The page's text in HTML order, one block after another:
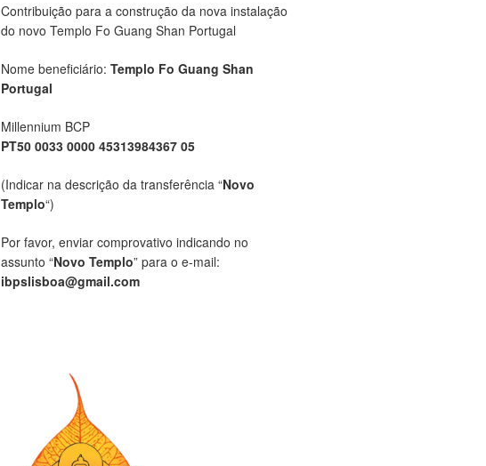
Contribuição para a construção da nova instalação
do novo Templo Fo Guang Shan Portugal
Nome beneficiário: Templo Fo Guang Shan
Portugal
Millennium BCP
PT50 0033 0000 45313984367 05
(Indicar na descrição da transferência “Novo
Templo“)
Por favor, enviar comprovativo indicando no
assunto “Novo Templo” para o e-mail:
ibpslisboa@gmail.com